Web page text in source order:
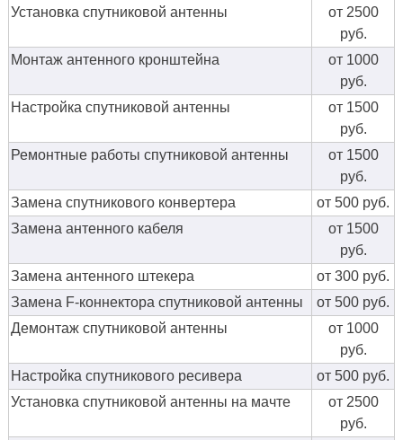
Установка спутниковой антенны
от 2500
руб.
Монтаж антенного кронштейна
от 1000
руб.
Настройка спутниковой антенны
от 1500
руб.
Ремонтные работы спутниковой антенны
от 1500
руб.
Замена спутникового конвертера
от 500 руб.
Замена антенного кабеля
от 1500
руб.
Замена антенного штекера
от 300 руб.
Замена F-коннектора спутниковой антенны
от 500 руб.
Демонтаж спутниковой антенны
от 1000
руб.
Настройка спутникового ресивера
от 500 руб.
Установка спутниковой антенны на мачте
от 2500
руб.